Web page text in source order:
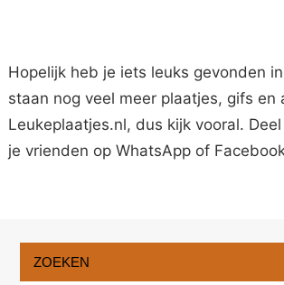
Hopelijk heb je iets leuks gevonden
staan nog veel meer plaatjes, gifs en
Leukeplaatjes.nl, dus kijk vooral.
je vrienden op WhatsApp of
ZOEKEN